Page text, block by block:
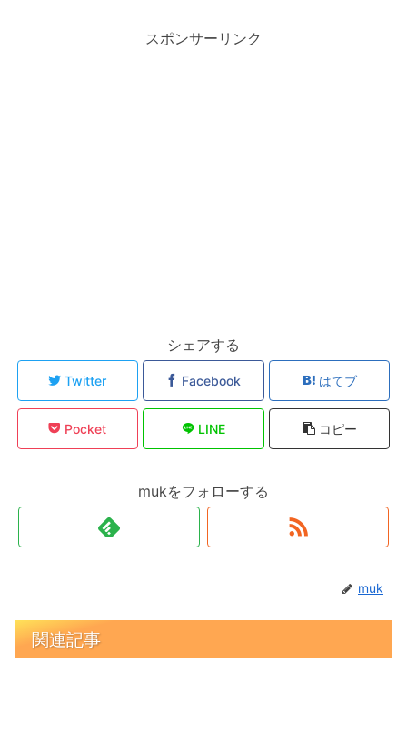
スポンサーリンク
シェアする
Twitter Facebook はてブ
Pocket LINE コピー
mukをフォローする
muk
関連記事